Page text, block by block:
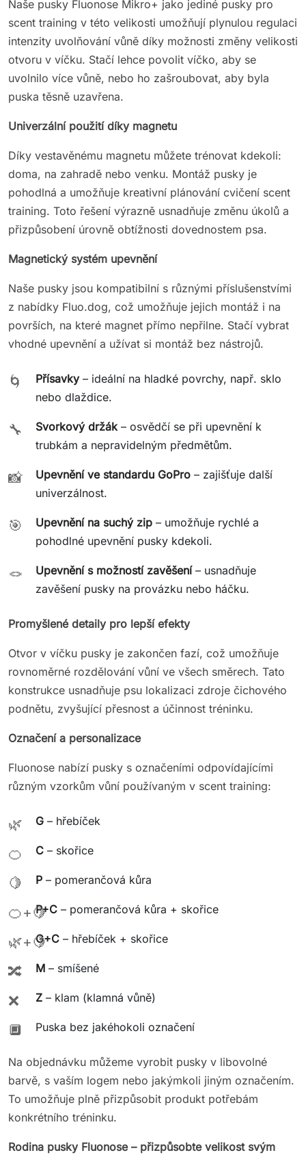
Naše pusky Fluonose Mikro+ jako jediné pusky pro
scent training v této velikosti umožňují plynulou regulaci
intenzity uvolňování vůně díky možnosti změny velikosti
otvoru v víčku. Stačí lehce povolit víčko, aby se
uvolnilo více vůně, nebo ho zašroubovat, aby byla
puska těsně uzavřena.
Univerzální použití díky magnetu
Díky vestavěnému magnetu můžete trénovat kdekoli:
doma, na zahradě nebo venku. Montáž pusky je
pohodlná a umožňuje kreativní plánování cvičení scent
training. Toto řešení výrazně usnadňuje změnu úkolů a
přizpůsobení úrovně obtížnosti dovednostem psa.
Magnetický systém upevnění
Naše pusky jsou kompatibilní s různými příslušenstvími
z nabídky Fluo.dog, což umožňuje jejich montáž i na
površích, na které magnet přímo nepřilne. Stačí vybrat
vhodné upevnění a užívat si montáž bez nástrojů.
🌀 Přísavky– ideální na hladké povrchy, např. sklo
nebo dlaždice.
🔧 Svorkový držák – osvědčí se při upevnění k
trubkám a nepravidelným předmětům.
📸 Upevnění ve standardu GoPro – zajišťuje další
univerzálnost.
🎯 Upevnění na suchý zip – umožňuje rychlé a
pohodlné upevnění pusky kdekoli.
🪢 Upevnění s možností zavěšení– usnadňuje
zavěšení pusky na provázku nebo háčku.
Promyšlené detaily pro lepší efekty
Otvor v víčku pusky je zakončen fazí, což umožňuje
rovnoměrné rozdělování vůní ve všech směrech. Tato
konstrukce usnadňuje psu lokalizaci zdroje čichového
podnětu, zvyšující přesnost a účinnost tréninku.
Označení a personalizace
Fluonose nabízí pusky s označeními odpovídajícími
různým vzorkům vůní používaným v scent training:
🌿 G – hřebíček
🍊 C – skořice
🍋 P – pomerančová kůra
🍊+🍋P+C – pomerančová kůra + skořice
🌿+🍋G+C – hřebíček + skořice
🔀 M – smíšené
❌ Z – klam (klamná vůně)
🔲 Puska bez jakéhokoli označení
Na objednávku můžeme vyrobit pusky v libovolné
barvě, s vaším logem nebo jakýmkoli jiným označením.
To umožňuje plně přizpůsobit produkt potřebám
konkrétního tréninku.
Rodina pusky Fluonose – přizpůsobte velikost svým